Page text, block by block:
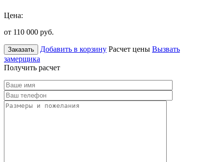
Цена:
от 110 000 руб.
Заказать Добавить в корзину Расчет цены Вызвать
замерщика
Получить расчет